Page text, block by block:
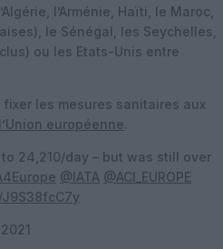
l’Arménie, Haïti, le Maroc,
le Sénégal, les Seychelles,
ou les Etats-Unis entre
les mesures sanitaires aux
l’Union européenne.
24,210/day – but was still over
@IATA @ACI_EUROPE